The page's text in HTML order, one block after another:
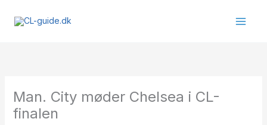
Man. City møder Chelsea i CL-
finalen